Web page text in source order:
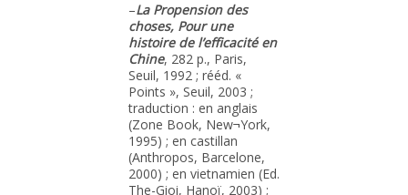
–La Propension des
choses, Pour une
histoire de l’efficacité en
Chine, 282 p., Paris,
Seuil, 1992 ; rééd. «
Points », Seuil, 2003 ;
traduction : en anglais
(Zone Book, New¬York,
1995) ; en castillan
(Anthropos, Barcelone,
2000) ; en vietnamien (Ed.
The-Gioi, Hanoï, 2003) ;